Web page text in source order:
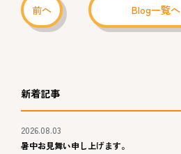
前へ Blog一覧へ
新着記事
2026.08.03
暑中お見舞い申し上げます。